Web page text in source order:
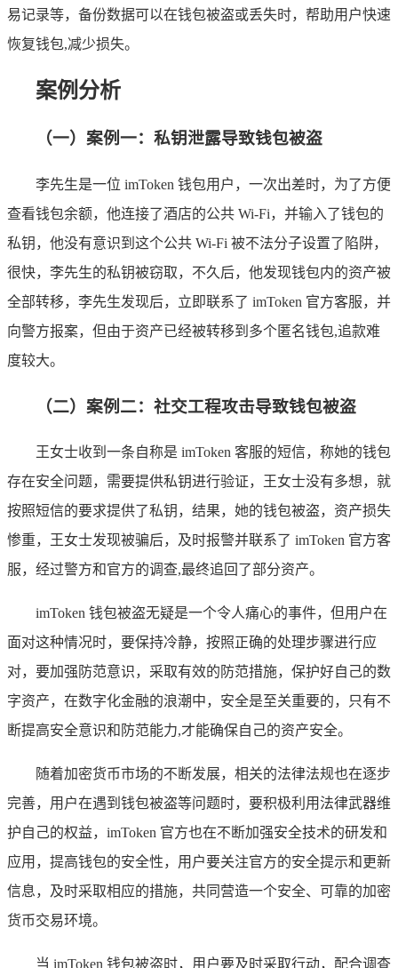
易记录等，备份数据可以在钱包被盗或丢失时，帮助用户快速
恢复钱包,减少损失。
案例分析
（一）案例一：私钥泄露导致钱包被盗
李先生是一位 imToken 钱包用户，一次出差时，为了方便
查看钱包余额，他连接了酒店的公共 Wi-Fi，并输入了钱包的
私钥，他没有意识到这个公共 Wi-Fi 被不法分子设置了陷阱，
很快，李先生的私钥被窃取，不久后，他发现钱包内的资产被
全部转移，李先生发现后，立即联系了 imToken 官方客服，并
向警方报案，但由于资产已经被转移到多个匿名钱包,追款难
度较大。
（二）案例二：社交工程攻击导致钱包被盗
王女士收到一条自称是 imToken 客服的短信，称她的钱包
存在安全问题，需要提供私钥进行验证，王女士没有多想，就
按照短信的要求提供了私钥，结果，她的钱包被盗，资产损失
惨重，王女士发现被骗后，及时报警并联系了 imToken 官方客
服，经过警方和官方的调查,最终追回了部分资产。
imToken 钱包被盗无疑是一个令人痛心的事件，但用户在
面对这种情况时，要保持冷静，按照正确的处理步骤进行应
对，要加强防范意识，采取有效的防范措施，保护好自己的数
字资产，在数字化金融的浪潮中，安全是至关重要的，只有不
断提高安全意识和防范能力,才能确保自己的资产安全。
随着加密货币市场的不断发展，相关的法律法规也在逐步
完善，用户在遇到钱包被盗等问题时，要积极利用法律武器维
护自己的权益，imToken 官方也在不断加强安全技术的研发和
应用，提高钱包的安全性，用户要关注官方的安全提示和更新
信息，及时采取相应的措施，共同营造一个安全、可靠的加密
货币交易环境。
当 imToken 钱包被盗时，用户要及时采取行动，配合调查